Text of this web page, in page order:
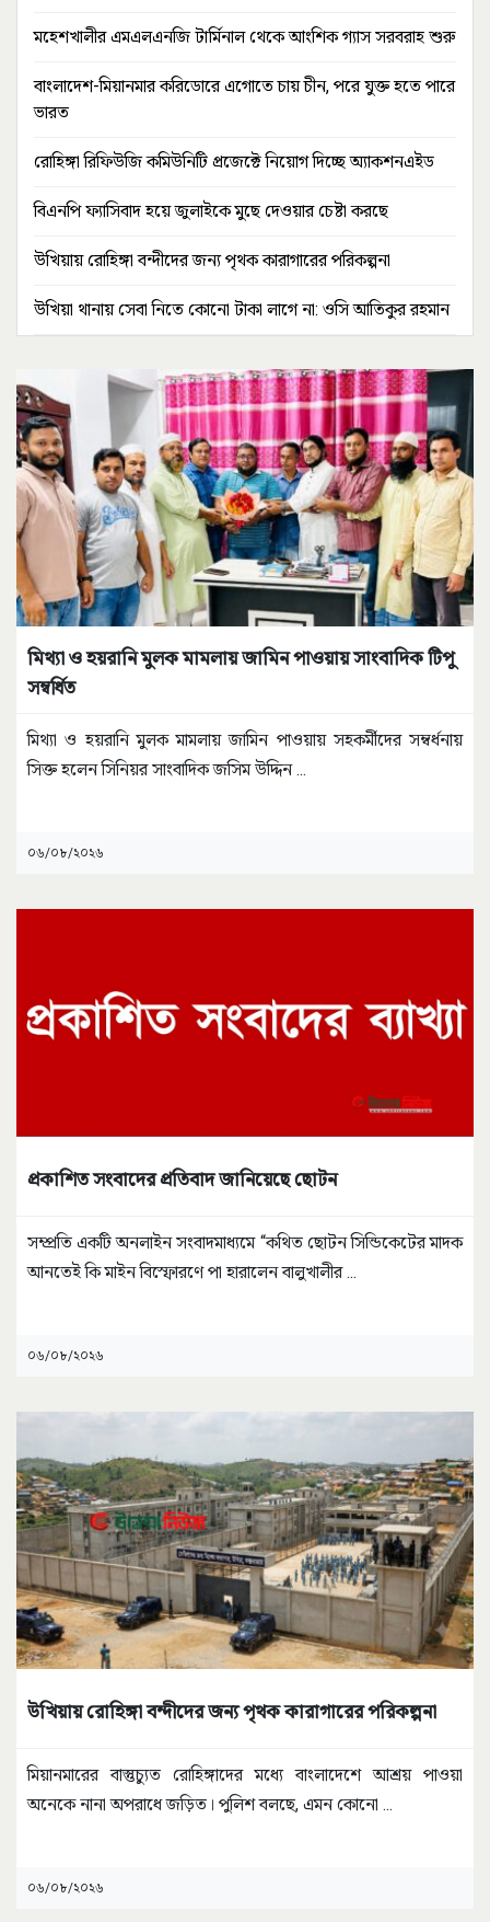
মহেশখালীর এমএলএনজি টার্মিনাল থেকে আংশিক গ্যাস সরবরাহ শুরু
বাংলাদেশ-মিয়ানমার করিডোরে এগোতে চায় চীন, পরে যুক্ত হতে পারে
ভারত
রোহিঙ্গা রিফিউজি কমিউনিটি প্রজেক্টে নিয়োগ দিচ্ছে অ্যাকশনএইড
বিএনপি ফ্যাসিবাদ হয়ে জুলাইকে মুছে দেওয়ার চেষ্টা করছে
উখিয়ায় রোহিঙ্গা বন্দীদের জন্য পৃথক কারাগারের পরিকল্পনা
উখিয়া থানায় সেবা নিতে কোনো টাকা লাগে না: ওসি আতিকুর রহমান
মিথ্যা ও হয়রানি মুলক মামলায় জামিন পাওয়ায় সাংবাদিক টিপু
সম্বর্ধিত
মিথ্যা ও হয়রানি মুলক মামলায় জামিন পাওয়ায় সহকর্মীদের সম্বর্ধনায়
সিক্ত হলেন সিনিয়র সাংবাদিক জসিম উদ্দিন...
০৬/০৮/২০২৬
প্রকাশিত সংবাদের প্রতিবাদ জানিয়েছে ছোটন
সম্প্রতি একটি অনলাইন সংবাদমাধ্যমে “কথিত ছোটন সিন্ডিকেটের মাদক
আনতেই কি মাইন বিস্ফোরণে পা হারালেন বালুখালীর...
০৬/০৮/২০২৬
উখিয়ায় রোহিঙ্গা বন্দীদের জন্য পৃথক কারাগারের পরিকল্পনা
মিয়ানমারের বাস্তুচ্যুত রোহিঙ্গাদের মধ্যে বাংলাদেশে আশ্রয় পাওয়া
অনেকে নানা অপরাধে জড়িত। পুলিশ বলছে, এমন কোনো ...
০৬/০৮/২০২৬